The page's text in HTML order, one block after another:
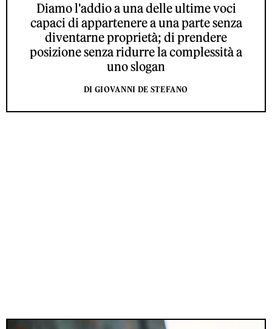
Diamo l'addio a una delle ultime voci
capaci di appartenere a una parte senza
diventarne proprietà; di prendere
posizione senza ridurre la complessità a
uno slogan
DI GIOVANNI DE STEFANO